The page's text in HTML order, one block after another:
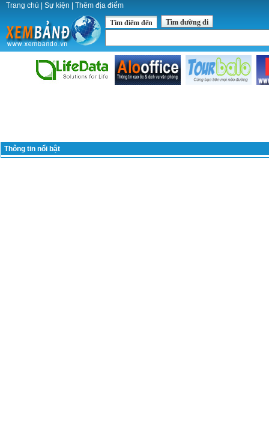
Trang chủ Sự kiện Thêm địa điểm
Tìm điểm đến Tìm đường đi
Thông tin nổi bật